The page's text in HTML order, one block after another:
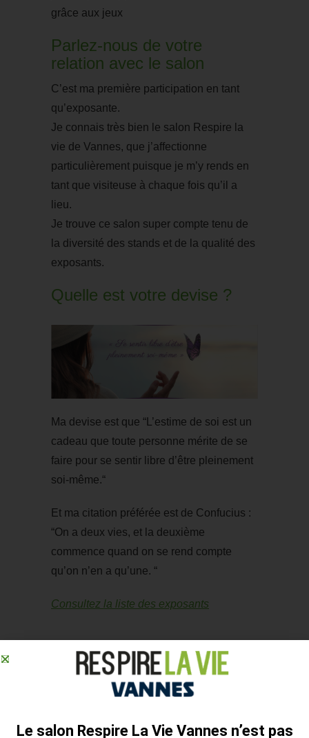
grâce aux jeux
Parlez-nous de votre
relation avec le salon
C’est ma première participation en tant
qu’exposante.
Je connais très bien le salon Respire la
vie de Vannes, que j’affectionne
particulièrement puisque je m’y rends en
tant que visiteuse à chaque fois qu’il a
lieu.
Je trouve ce salon super compte tenu de
la diversité des stands et de la qualité des
exposants.
Quelle est votre devise ?
Ma devise est que “L’estime de soi est un
cadeau que toute personne mérite de se
faire pour se sentir libre d’être pleinement
soi-même.“
Et ma citation préférée est de Confucius :
“On a deux vies, et la deuxième
commence quand on se rend compte
qu’on n’en a qu’une. “
Consultez la liste des exposants
CATEGORY : PORTRAIT EXPOSANT
Le salon Respire La Vie Vannes n’est pas